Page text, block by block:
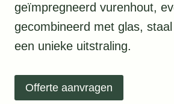
geïmpregneerd vurenhout,
gecombineerd met glas,
een unieke uitstraling.
Offerte aanvragen